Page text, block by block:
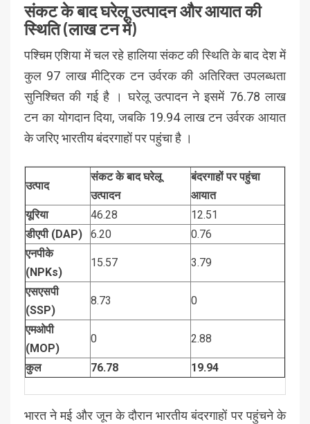
संकट के बाद घरेलू उत्पादन और आयात की
स्थिति (लाख टन में)
पश्चिम एशिया में चल रहे हालिया संकट की स्थिति के बाद देश में
कुल 97 लाख मीट्रिक टन उर्वरक की अतिरिक्त उपलब्धता
सुनिश्चित की गई है । घरेलू उत्पादन ने इसमें 76.78 लाख
टन का योगदान दिया, जबकि 19.94 लाख टन उर्वरक आयात
के जरिए भारतीय बंदरगाहों पर पहुंचा है ।
उत्पाद
संकट के बाद घरेलू
उत्पादन
बंदरगाहों पर पहुंचा
आयात
यूरिया
46.28
12.51
डीएपी (DAP) 6.20
0.76
एनपीके
(NPKs)
15.57 3.79
एसएसपी
(SSP)
8.73 0
एमओपी
(MOP)
0 2.88
कुल 76.78 19.94
भारत ने मई और जून के दौरान भारतीय बंदरगाहों पर पहुंचने के